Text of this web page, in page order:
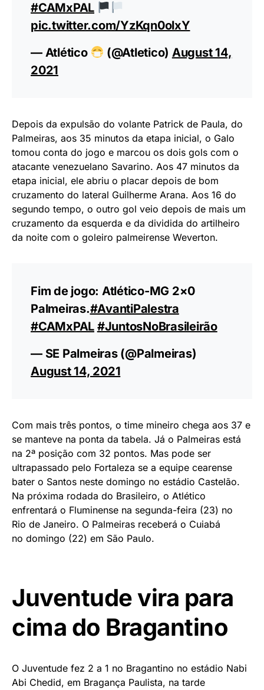
#CAMxPAL
pic.twitter.com/YzKqn0olxY
— Atlético
(@Atletico) August 14,
2021
Depois da expulsão do volante Patrick de Paula, do
Palmeiras, aos 35 minutos da etapa inicial, o Galo
tomou conta do jogo e marcou os dois gols com o
atacante venezuelano Savarino. Aos 47 minutos da
etapa inicial, ele abriu o placar depois de bom
cruzamento do lateral Guilherme Arana. Aos 16 do
segundo tempo, o outro gol veio depois de mais um
cruzamento da esquerda e da dividida do artilheiro
da noite com o goleiro palmeirense Weverton.
Fim de jogo: Atlético-MG 2×0
Palmeiras.#AvantiPalestra
#CAMxPAL #JuntosNoBrasileirão
— SE Palmeiras (@Palmeiras)
August 14, 2021
Com mais três pontos, o time mineiro chega aos 37 e
se manteve na ponta da tabela. Já o Palmeiras está
na 2ª posição com 32 pontos. Mas pode ser
ultrapassado pelo Fortaleza se a equipe cearense
bater o Santos neste domingo no estádio Castelão.
Na próxima rodada do Brasileiro, o Atlético
enfrentará o Fluminense na segunda-feira (23) no
Rio de Janeiro. O Palmeiras receberá o Cuiabá
no domingo (22) em São Paulo.
Juventude vira para
cima do Bragantino
O Juventude fez 2 a 1 no Bragantino no estádio Nabi
Abi Chedid, em Bragança Paulista, na tarde